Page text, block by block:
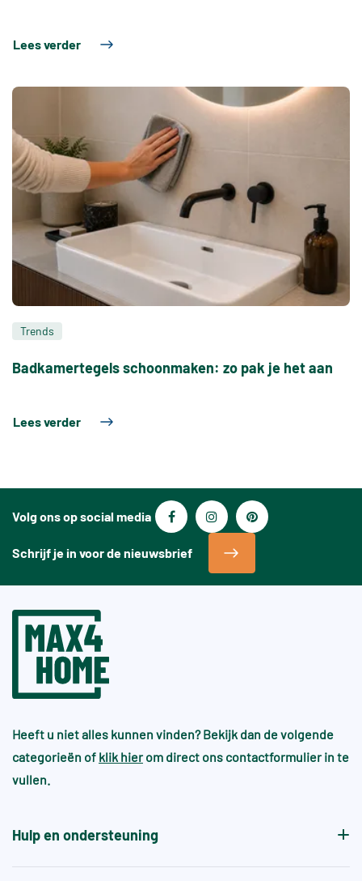
Lees verder
Trends
Badkamertegels schoonmaken: zo pak je het aan
Lees verder
Volg ons op social media
Schrijf je in voor de nieuwsbrief
Heeft u niet alles kunnen vinden? Bekijk dan de volgende
categorieën of klik hier om direct ons contactformulier in te
vullen.
Hulp en ondersteuning